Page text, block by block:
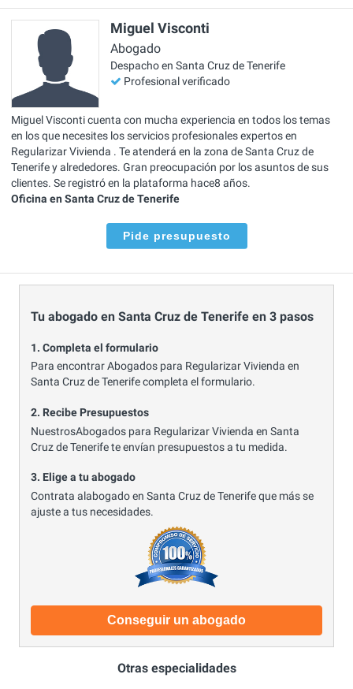
Miguel Visconti
Abogado
Despacho en Santa Cruz de Tenerife
Profesional verificado
Miguel Visconti cuenta con mucha experiencia en todos los temas
en los que necesites los servicios profesionales expertos en
Regularizar Vivienda . Te atenderá en la zona de Santa Cruz de
Tenerife y alrededores. Gran preocupación por los asuntos de sus
clientes. Se registró en la plataforma hace8 años.
Oficina en Santa Cruz de Tenerife
Pide presupuesto
Tu abogado en Santa Cruz de Tenerife en 3 pasos
1. Completa el formulario
Para encontrar Abogados para Regularizar Vivienda en
Santa Cruz de Tenerife completa el formulario.
2. Recibe Presupuestos
NuestrosAbogados para Regularizar Vivienda en Santa
Cruz de Tenerife te envían presupuestos a tu medida.
3. Elige a tu abogado
Contrata alabogado en Santa Cruz de Tenerife que más se
ajuste a tus necesidades.
Conseguir un abogado
Otras especialidades